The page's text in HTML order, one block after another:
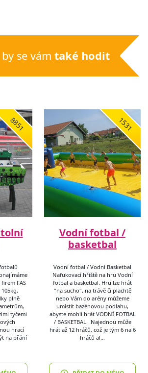
se vám také hodit
8851
FAS
105kg,
plně
tyčemi
hrací
na přání
1531
Vodní fotbal /
basketbal
Vodní fotbal / Vodní Basketbal
Nafukovací hřiště na hru Vodní
fotbal a basketbal. Hru lze hrát
"na sucho", na trávě či plachtě
nebo Vám do arény můžeme
umístit bazénovou podlahu,
abyste mohli hrát VODNÍ FOTBAL
/ BASKETBAL. Najednou může
hrát až 12 hráčů, což je tým 6 na 6
hráčů al…